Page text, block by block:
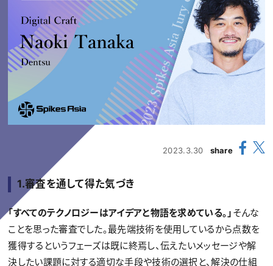
2023.3.30 share
1.審査を通して得た気づき
「すべてのテクノロジーはアイデアと物語を求めている。」 そんな
ことを思った審査でした。最先端技術を使用しているから点数を
獲得するというフェーズは既に終焉し、伝えたいメッセージや解
決したい課題に対する適切な手段や技術の選択と、解決の仕組